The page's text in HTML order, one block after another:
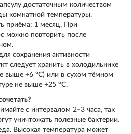
достаточным количеством
комнатной температуры.
приёма: 1 месяц. При
можно повторить после
сохранения активности
следует хранить в холодильнике
выше +6 °C) или в сухом тёмном
не выше +25 °C.
с интервалом 2–3 часа, так
уничтожать полезные бактерии.
Высокая температура может